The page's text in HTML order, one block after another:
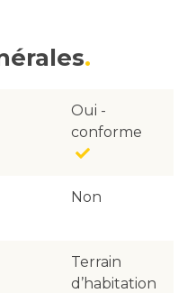
Oui -
conforme
Non
Terrain
d’habitation